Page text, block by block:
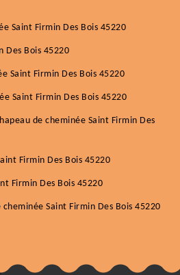
Saint Firmin Des Bois 45220
Des Bois 45220
Saint Firmin Des Bois 45220
Saint Firmin Des Bois 45220
de cheminée Saint Firmin Des
Firmin Des Bois 45220
Firmin Des Bois 45220
Saint Firmin Des Bois 45220